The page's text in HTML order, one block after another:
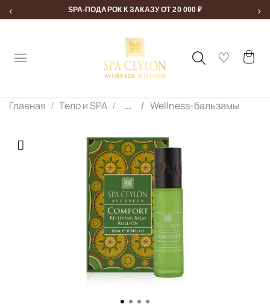
‹ SPA-ПОДАРОК К ЗАКАЗУ ОТ 20 000 ₽ ›
Главная Тело и SPA ... Wellness-бальзамы